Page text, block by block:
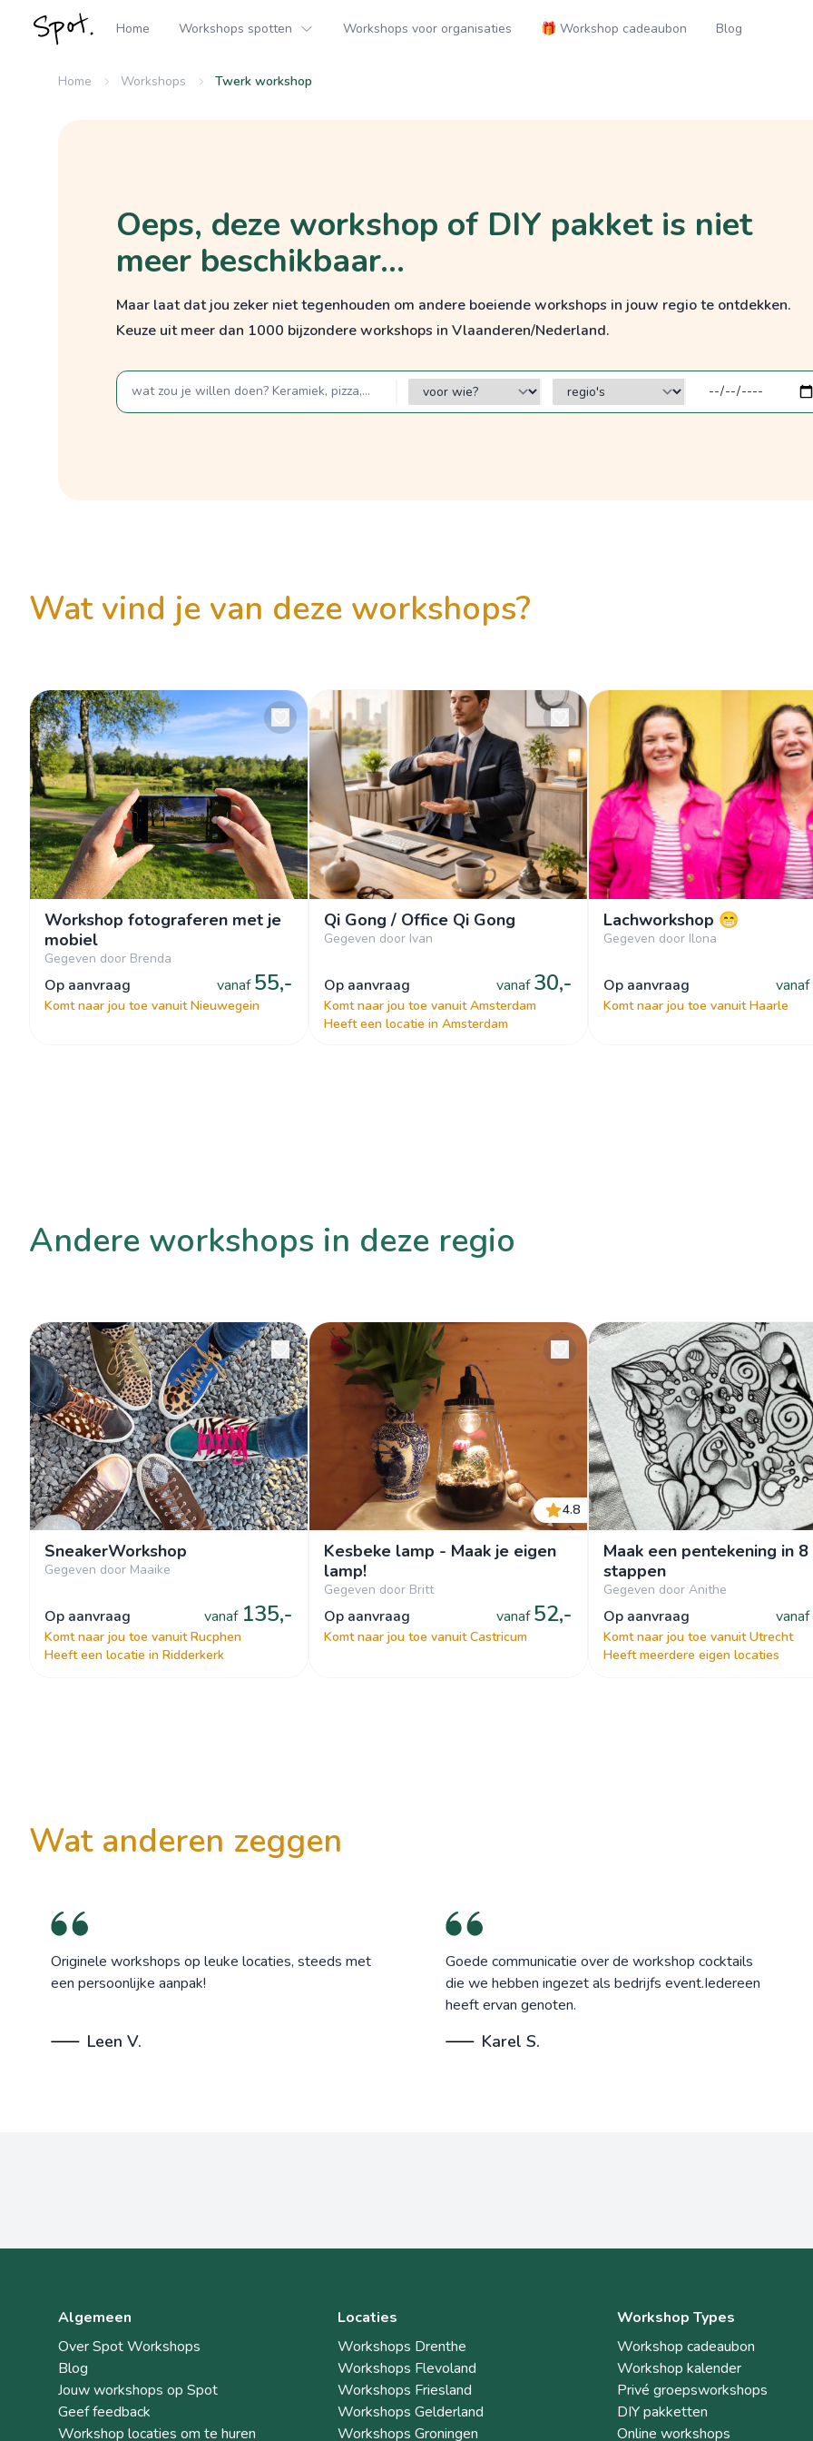
Home Workshops spotten Workshops voor organisaties 🎁 Workshop cadeaubon Blog
Home Workshops Twerk workshop
Oeps, deze workshop of DIY pakket is niet
meer beschikbaar...
Maar laat dat jou zeker niet tegenhouden om andere boeiende workshops in jouw regio te ontdekken.
Keuze uit meer dan 1000 bijzondere workshops in Vlaanderen/Nederland.
zoek op een term voor wie? regio's
wat vind je van deze workshops?
Workshop fotograferen met je
mobiel
Gegeven door Brenda
op aanvraag vanaf 55,-
Komt naar jou toe vanuit Nieuwegein
Qi Gong / Office Qi Gong
Gegeven door Ivan
op aanvraag vanaf 30,-
Komt naar jou toe vanuit Amsterdam
Heeft een locatie in Amsterdam
Lachworkshop 😁
Gegeven door Ilona
op aanvraag vanaf
Komt naar jou toe vanuit Haarle
andere workshops in deze regio
SneakerWorkshop
Gegeven door Maaike
op aanvraag vanaf 135,-
Komt naar jou toe vanuit Rucphen
Heeft een locatie in Ridderkerk
4.8
Kesbeke lamp - Maak je eigen
lamp!
Gegeven door Britt
op aanvraag vanaf 52,-
Komt naar jou toe vanuit Castricum
Maak een pentekening in 8
stappen
Gegeven door Anithe
op aanvraag vanaf
Komt naar jou toe vanuit Utrecht
Heeft meerdere eigen locaties
wat anderen zeggen
Originele workshops op leuke locaties, steeds met
een persoonlijke aanpak!
Leen V.
Goede communicatie over de workshop cocktails
die we hebben ingezet als bedrijfs event.Iedereen
heeft ervan genoten.
Karel S.
Algemeen
Over Spot Workshops
Blog
Jouw workshops op Spot
Geef feedback
Workshop locaties om te huren
Locaties
Workshops Drenthe
Workshops Flevoland
Workshops Friesland
Workshops Gelderland
Workshops Groningen
Workshop Types
Workshop cadeaubon
Workshop kalender
Privé groepsworkshops
DIY pakketten
Online workshops